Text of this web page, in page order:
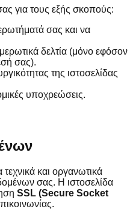
για τους εξής σκοπούς:
σας και να
δελτία (μόνο εφόσον
σας).
της ιστοσελίδας
υποχρεώσεις.
και οργανωτικά
σας. Η ιστοσελίδα
SSL (Secure Socket